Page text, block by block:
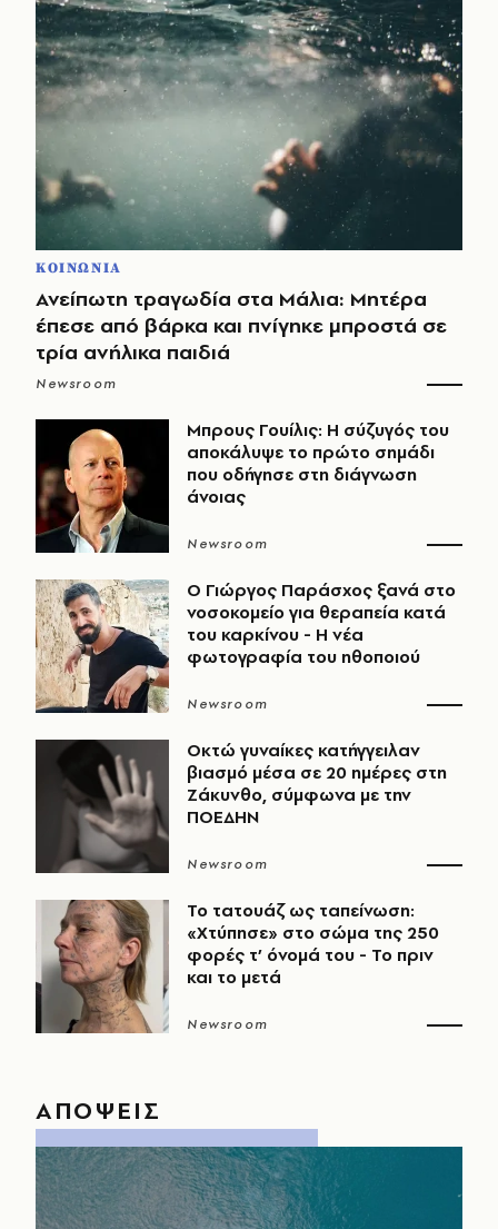
ΚΟΙΝΩΝΙΑ
Ανείπωτη τραγωδία στα Μάλια: Μητέρα
έπεσε από βάρκα και πνίγηκε μπροστά σε
τρία ανήλικα παιδιά
Newsroom
Μπρους Γουίλις: Η σύζυγός του
αποκάλυψε το πρώτο σημάδι
που οδήγησε στη διάγνωση
άνοιας
Newsroom
O Γιώργος Παράσχος ξανά στο
νοσοκομείο για θεραπεία κατά
του καρκίνου - Η νέα
φωτογραφία του ηθοποιού
Newsroom
Οκτώ γυναίκες κατήγγειλαν
βιασμό μέσα σε 20 ημέρες στη
Ζάκυνθο, σύμφωνα με την
ΠΟΕΔΗΝ
Newsroom
Το τατουάζ ως ταπείνωση:
«Χτύπησε» στο σώμα της 250
φορές τ’ όνομά του - Το πριν
και το μετά
Newsroom
ΑΠΟΨΕΙΣ